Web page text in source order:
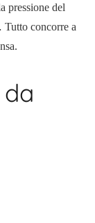
pressione del
concorre a